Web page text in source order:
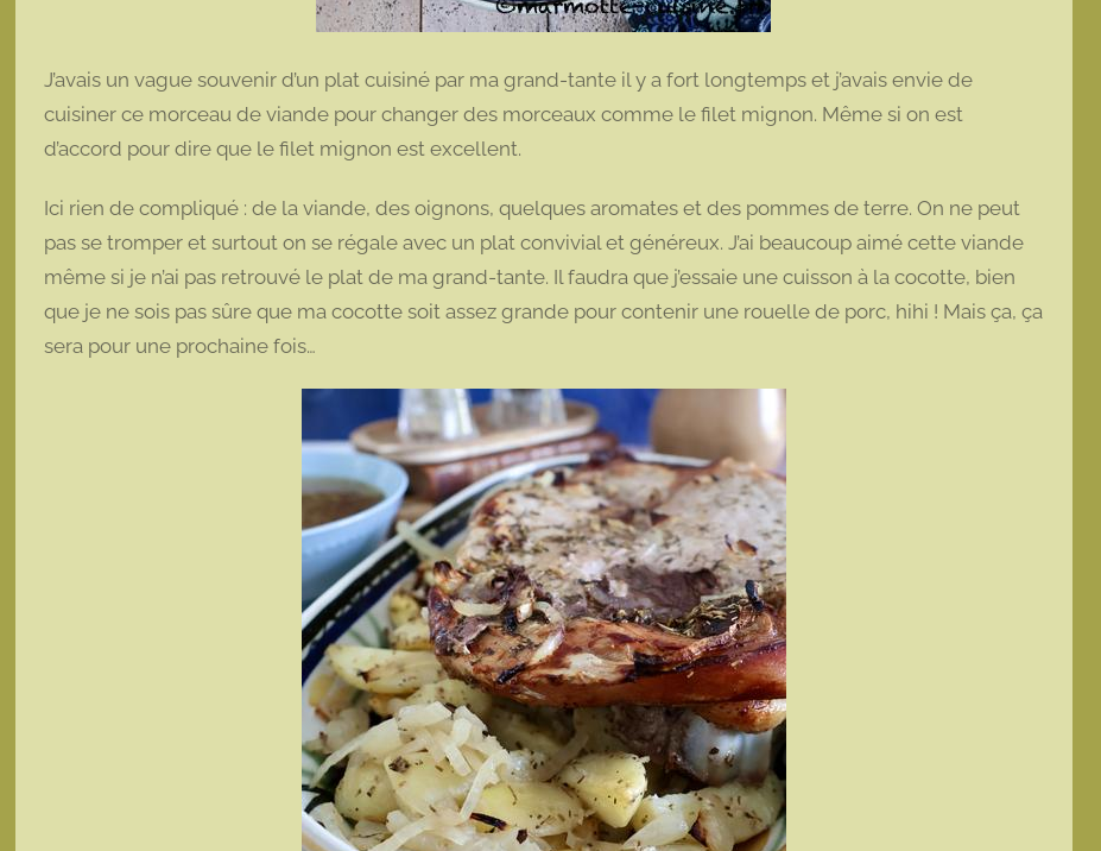
J’avais un vague souvenir d’un plat cuisiné par ma grand-tante il y a fort longtemps et j’avais envie de
cuisiner ce morceau de viande pour changer des morceaux comme le filet mignon. Même si on est
d’accord pour dire que le filet mignon est excellent.
Ici rien de compliqué : de la viande, des oignons, quelques aromates et des pommes de terre. On ne peut
pas se tromper et surtout on se régale avec un plat convivial et généreux. J’ai beaucoup aimé cette viande
même si je n’ai pas retrouvé le plat de ma grand-tante. Il faudra que j’essaie une cuisson à la cocotte, bien
que je ne sois pas sûre que ma cocotte soit assez grande pour contenir une rouelle de porc, hihi ! Mais ça, ça
sera pour une prochaine fois…